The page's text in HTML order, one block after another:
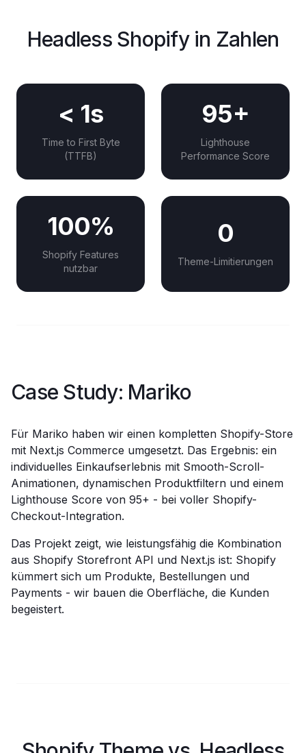
Headless Shopify in Zahlen
< 1s
Time to First Byte
(TTFB)
95+
Lighthouse
Performance Score
100%
Shopify Features
nutzbar
0
Theme-Limitierungen
Case Study: Mariko
Für Mariko haben wir einen kompletten Shopify-Store
mit Next.js Commerce umgesetzt. Das Ergebnis: ein
individuelles Einkaufserlebnis mit Smooth-Scroll-
Animationen, dynamischen Produktfiltern und einem
Lighthouse Score von 95+ - bei voller Shopify-
Checkout-Integration.
Das Projekt zeigt, wie leistungsfähig die Kombination
aus Shopify Storefront API und Next.js ist: Shopify
kümmert sich um Produkte, Bestellungen und
Payments - wir bauen die Oberfläche, die Kunden
begeistert.